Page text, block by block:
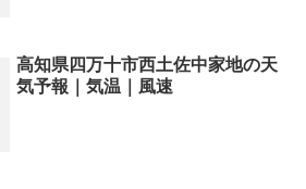
高知県四万十市西土佐中家地の天
気予報｜気温｜風速